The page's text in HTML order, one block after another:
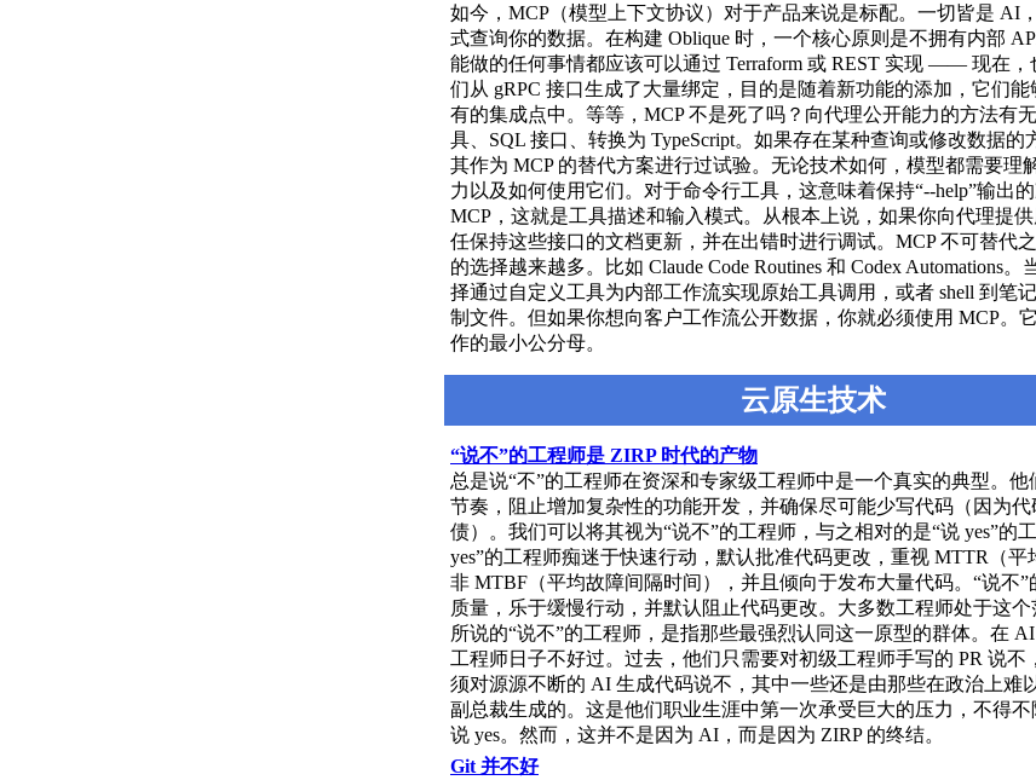
如今，MCP（模型上下文协议）对于产品来说是标配。一切皆是 AI
式查询你的数据。在构建 Oblique 时，一个核心原则是不拥有内部
能做的任何事情都应该可以通过 Terraform 或 REST 实现 —— 现在，
们从 gRPC 接口生成了大量绑定，目的是随着新功能的添加，它们
有的集成点中。等等，MCP 不是死了吗？向代理公开能力的方法有
具、SQL 接口、转换为 TypeScript。如果存在某种查询或修改数据的
其作为 MCP 的替代方案进行过试验。无论技术如何，模型都需要理
力以及如何使用它们。对于命令行工具，这意味着保持“--help”输出
MCP，这就是工具描述和输入模式。从根本上说，如果你向代理提
任保持这些接口的文档更新，并在出错时进行调试。MCP 不可替代
的选择越来越多。比如 Claude Code Routines 和 Codex Automations
择通过自定义工具为内部工作流实现原始工具调用，或者 shell 到笔
制文件。但如果你想向客户工作流公开数据，你就必须使用 MCP。
作的最小公分母。
云原生技术
“说不”的工程师是 ZIRP 时代的产物
总是说“不”的工程师在资深和专家级工程师中是一个真实的典型。
节奏，阻止增加复杂性的功能开发，并确保尽可能少写代码（因为代
债）。我们可以将其视为“说不”的工程师，与之相对的是“说 yes”的
yes”的工程师痴迷于快速行动，默认批准代码更改，重视 MTTR（平
非 MTBF（平均故障间隔时间），并且倾向于发布大量代码。“说不”
质量，乐于缓慢行动，并默认阻止代码更改。大多数工程师处于这
所说的“说不”的工程师，是指那些最强烈认同这一原型的群体。在
工程师日子不好过。过去，他们只需要对初级工程师手写的 PR 说不
须对源源不断的 AI 生成代码说不，其中一些还是由那些在政治上难
副总裁生成的。这是他们职业生涯中第一次承受巨大的压力，不得
说 yes。然而，这并不是因为 AI，而是因为 ZIRP 的终结。
Git 并不好